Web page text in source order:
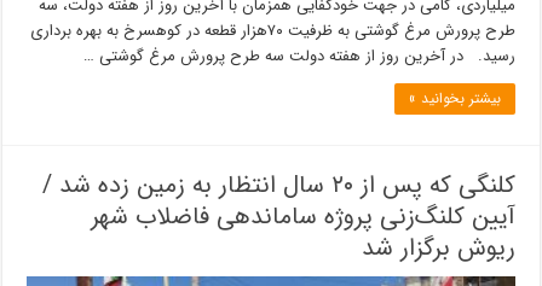
طرح پرورش مرغ گوشتی به ظرفیت ۷۰هزار قطعه در کوهسرخ به بهره برداری
رسید. در آخرین روز از هفته دولت سه طرح پرورش مرغ گوشتی …
بیشتر بخوانید »
کلنگی که پس از ۲۰ سال انتظار به زمین زده شد /
آیین کلنگ‌زنی پروژه ساماندهی فاضلاب شهر
ریوش برگزار شد